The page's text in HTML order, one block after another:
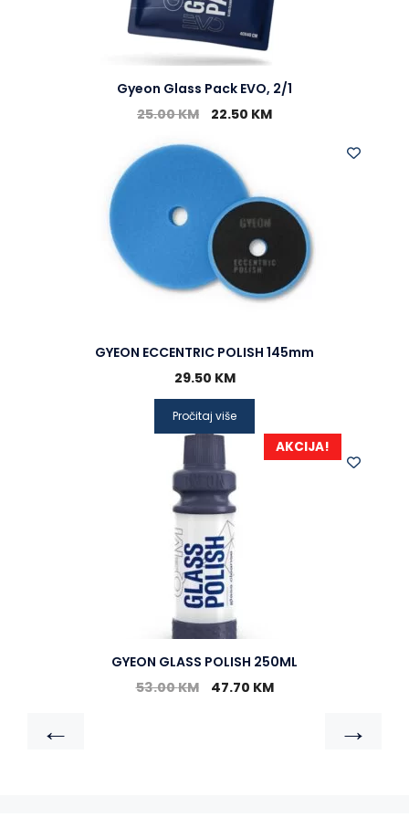
Gyeon Glass Pack EVO, 2/1
25.00KM 22.50 KM
GYEON ECCENTRIC POLISH 145mm
29.50 KM
Pročitaj više
AKCIJA!
GYEON GLASS POLISH 250ML
53.00KM 47.70 KM
← →